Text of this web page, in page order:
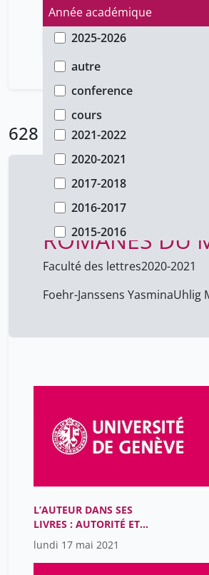
Année académique
2025-2026
2024-2025
2023-2024
2022-2023
2021-2022
2020-2021
2017-2018
2016-2017
2015-2016
2011-2012
Type de document
autre
conference
cours
628 Résultats
L’AUTEUR
ROMANES DU
Faculté des lettres2020-2021
Foehr-Janssens YasminaUhlig
L’AUTEUR DANS SES
LIVRES : AUTORITÉ ET
MATÉRIALITÉ DANS LES
LITTÉRATURES ROMANES
DU MOYEN ÂGE (XIIIe-
lundi 17 mai 2021